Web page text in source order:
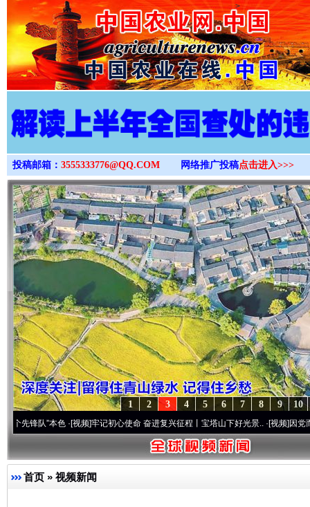
>
投稿邮箱： 3555333776@QQ.COM 网络推广投稿点击进入>>>
10
9
8
7
6
5
4
3
2
1
”本色·[视频]牢记初心使命 奋进复兴征程丨宝塔山下好光景..·[视频]因党而生 为党
首页 » 视频新闻